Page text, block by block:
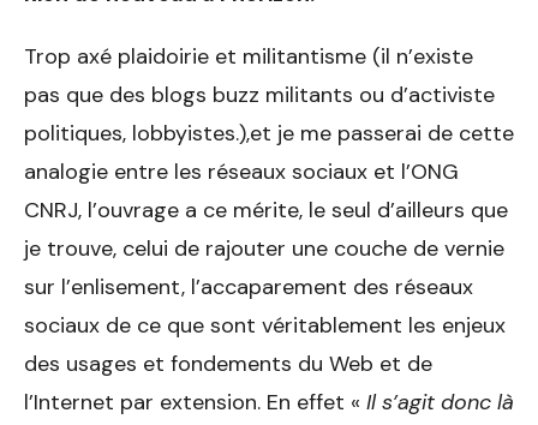
Trop axé plaidoirie et militantisme (il n’existe
pas que des blogs buzz militants ou d’activiste
politiques, lobbyistes.),et je me passerai de cette
analogie entre les réseaux sociaux et l’ONG
CNRJ, l’ouvrage a ce mérite, le seul d’ailleurs que
je trouve, celui de rajouter une couche de vernie
sur l’enlisement, l’accaparement des réseaux
sociaux de ce que sont véritablement les enjeux
des usages et fondements du Web et de
l’Internet par extension. En effet « Il s’agit donc là